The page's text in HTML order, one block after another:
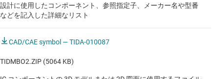
バッテリ セルの形成とテスト機器
設計に使用したコンポーネント、参照指定子、メーカー名や型番
などを記入した詳細なリスト
CAD/CAE symbol — TIDA-010087
TIDMBO2.ZIP (5064 KB)